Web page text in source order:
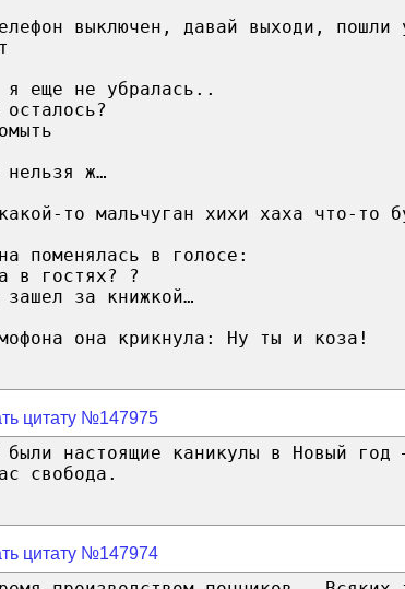
выключен, давай выходи,
еще не убралась..
ж…
то мальчуган хихи хаха что-то
поменялась в голосе:
в гостях? ?
за книжкой…
она крикнула: Ну ты и коза!
цитату №147975
настоящие каникулы в Новый год
свобода.
цитату №147974